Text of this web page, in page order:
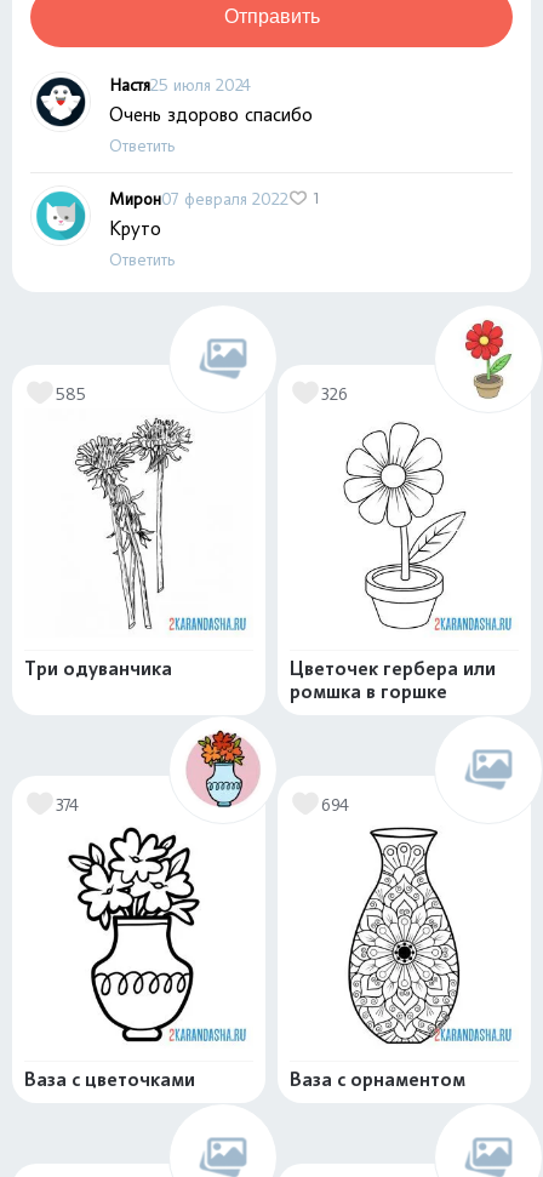
Отправить
Настя25 июля 2024
Очень здорово спасибо
Ответить
Мирон07 февраля 2022 1
Круто
Ответить
585
Три одуванчика
326
Цветочек гербера или
ромшка в горшке
374
Ваза с цветочками
694
Ваза с орнаментом